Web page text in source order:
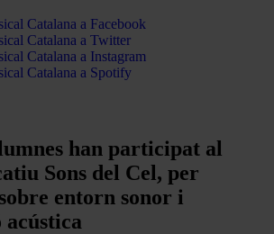
Catalana a Facebook
Catalana a Twitter
Catalana a Instagram
Catalana a Spotify
han participat al
Sons del Cel, per
entorn sonor i